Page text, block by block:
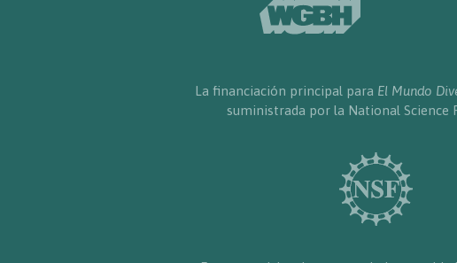
La financiación principal para El Mundo
suministrada por la National Science